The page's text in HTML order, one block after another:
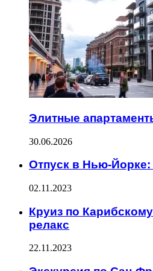
Элитные
30.06.2026
Отпуск в Нью-Йорке:
02.11.2023
Круиз по
релакс
22.11.2023